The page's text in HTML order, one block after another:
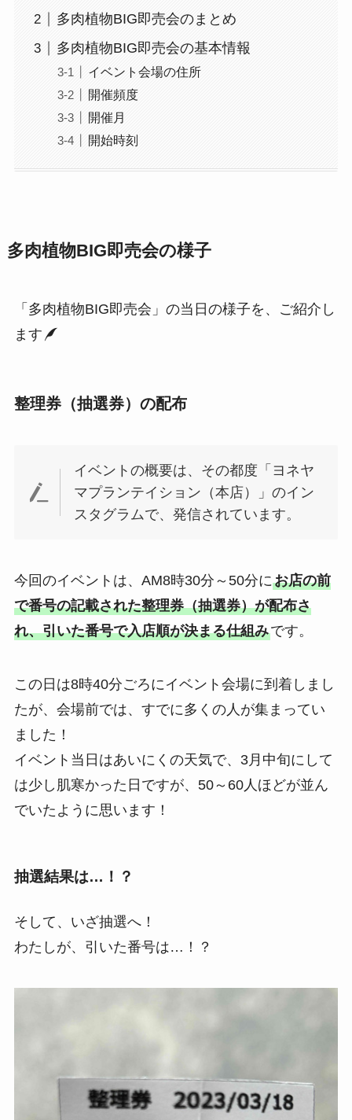
多肉植物BIG即売会のまとめ
多肉植物BIG即売会の基本情報
イベント会場の住所
開催頻度
開催月
開始時刻
多肉植物BIG即売会の様子
「多肉植物BIG即売会」の当日の様子を、ご紹介し
ます
整理券（抽選券）の配布
イベントの概要は、その都度「ヨネヤ
マプランテイション（本店）」のイン
スタグラムで、発信されています。
今回のイベントは、AM8時30分～50分にお店の前
で番号の記載された整理券（抽選券）が配布さ
れ、引いた番号で入店順が決まる仕組みです。
この日は8時40分ごろにイベント会場に到着しまし
たが、会場前では、すでに多くの人が集まってい
ました！
イベント当日はあいにくの天気で、3月中旬にして
は少し肌寒かった日ですが、50～60人ほどが並ん
でいたように思います！
抽選結果は…！？
そして、いざ抽選へ！
わたしが、引いた番号は…！？